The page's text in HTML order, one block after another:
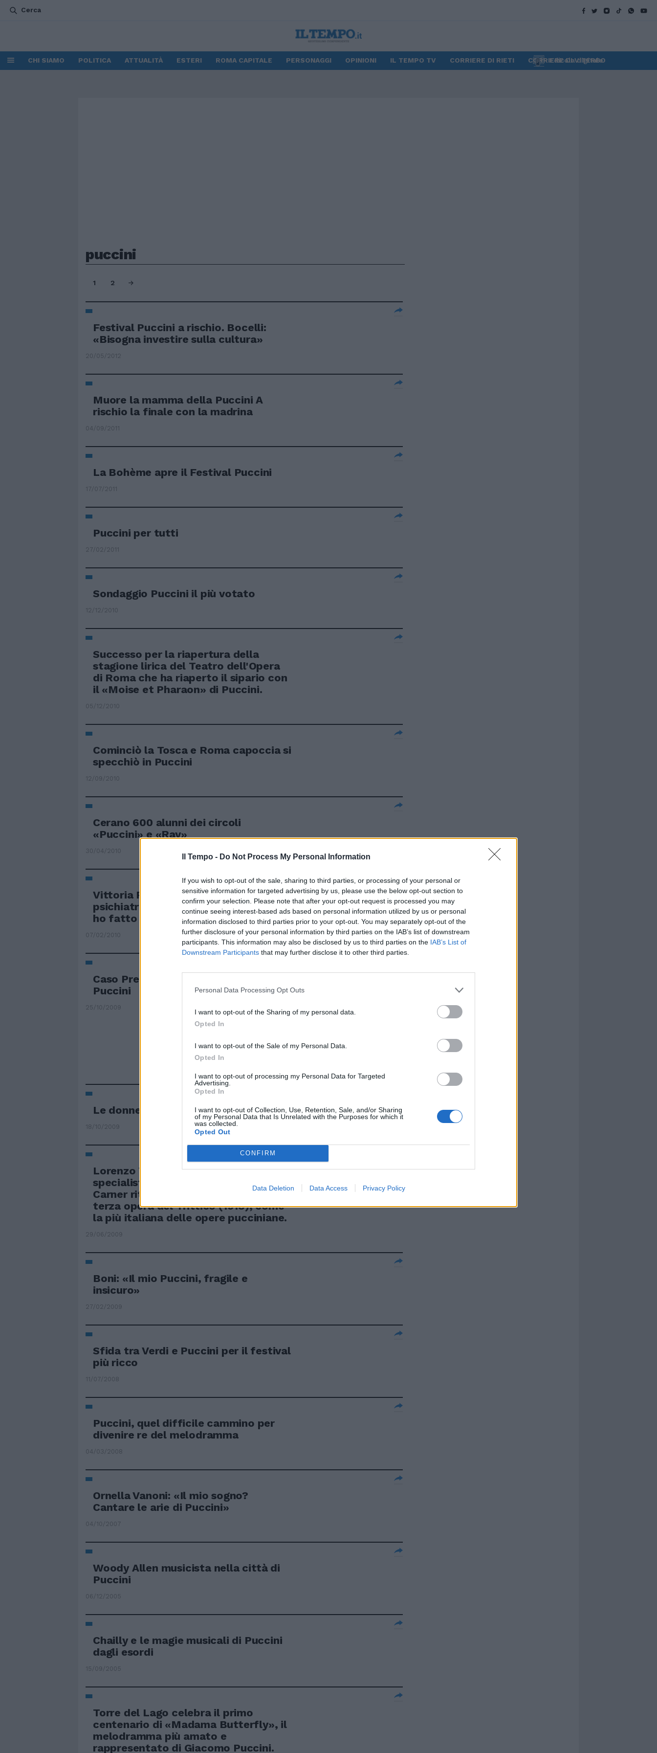
Il Tempo - Do Not Process My Personal Information
If you wish to opt-out of the sale, sharing to third parties, or processing of your personal or
sensitive information for targeted advertising by us, please use the below opt-out section to
confirm your selection. Please note that after your opt-out request is processed you may
continue seeing interest-based ads based on personal information utilized by us or personal
information disclosed to third parties prior to your opt-out. You may separately opt-out of the
further disclosure of your personal information by third parties on the IAB’s list of downstream
participants. This information may also be disclosed by us to third parties on the IAB’s List of
Downstream Participants that may further disclose it to other third parties.
Personal Data Processing Opt Outs
I want to opt-out of the Sharing of my personal data.
Opted In
I want to opt-out of the Sale of my Personal Data.
Opted In
I want to opt-out of processing my Personal Data for Targeted
Advertising.
Opted In
I want to opt-out of Collection, Use, Retention, Sale, and/or Sharing
of my Personal Data that Is Unrelated with the Purposes for which it
was collected.
Opted Out
CONFIRM
Data Deletion Data Access Privacy Policy
Cerca
CHI SIAMO POLITICA ATTUALITÀ ESTERI ROMA CAPITALE PERSONAGGI OPINIONI IL TEMPO TV CORRIERE DI RIETI CORRIERE DI VITERBO
Edicola digitale
puccini
1 2
Festival Puccini a rischio. Bocelli:
«Bisogna investire sulla cultura»
20/05/2012
Muore la mamma della Puccini A
rischio la finale con la madrina
04/09/2011
La Bohème apre il Festival Puccini
17/07/2011
Puccini per tutti
27/02/2011
Sondaggio Puccini il più votato
12/12/2010
Successo per la riapertura della
stagione lirica del Teatro dell'Opera
di Roma che ha riaperto il sipario con
il «Moise et Pharaon» di Puccini.
05/12/2010
Cominciò la Tosca e Roma capoccia si
specchiò in Puccini
12/09/2010
Cerano 600 alunni dei circoli
«Puccini» e «Ray»
30/04/2010
Vittoria Puccini nella fiction sullo
psichiatra «Parte favolosa, per averla
ho fatto di tutto»
07/02/2010
Caso Preziosi, chapeau per Vittoria
Puccini
25/10/2009
Le donne di Puccini e i segreti del jazz
18/10/2009
Lorenzo Tozzi Spoleto Uno
specialista di Puccini come Mosco
Carner riteneva il Gianni Schicchi,
terza opera del Trittico (1918), come
la più italiana delle opere pucciniane.
29/06/2009
Boni: «Il mio Puccini, fragile e
insicuro»
27/02/2009
Sfida tra Verdi e Puccini per il festival
più ricco
11/07/2008
Puccini, quel difficile cammino per
divenire re del melodramma
04/03/2008
Ornella Vanoni: «Il mio sogno?
Cantare le arie di Puccini»
04/10/2007
Woody Allen musicista nella città di
Puccini
06/12/2005
Chailly e le magie musicali di Puccini
dagli esordi
15/09/2005
Torre del Lago celebra il primo
centenario di «Madama Butterfly», il
melodramma più amato e
rappresentato di Giacomo Puccini.